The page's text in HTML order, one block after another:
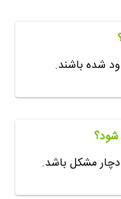
شده باشند.
شود؟
مشکل باشد.